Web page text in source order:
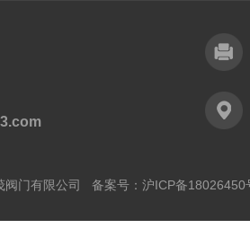
门有限公司 备案号： 沪ICP备18026450